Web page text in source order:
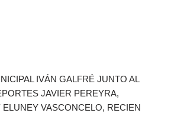
IVÁN GALFRÉ JUNTO AL
JAVIER PEREYRA,
ELUNEY VASCONCELO, RECIEN